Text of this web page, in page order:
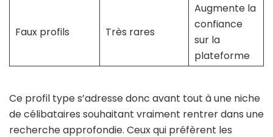
Faux profils Très rares
Augmente la
confiance
sur la
plateforme
Ce profil type s’adresse donc avant tout à une niche
de célibataires souhaitant vraiment rentrer dans une
recherche approfondie. Ceux qui préfèrent les